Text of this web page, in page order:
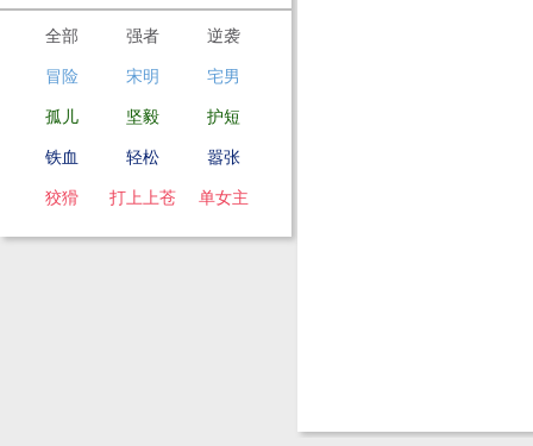
全部 强者 逆袭
冒险 宋明 宅男
孤儿 坚毅 护短
铁血 轻松 嚣张
狡猾 打上上苍 单女主